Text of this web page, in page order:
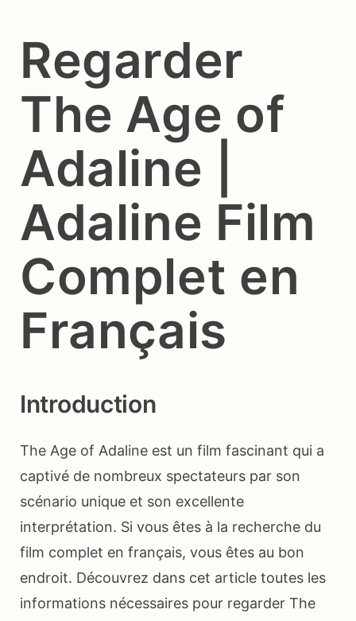
Regarder
The Age of
Adaline |
Adaline Film
Complet en
Français
Introduction
The Age of Adaline est un film fascinant qui a
captivé de nombreux spectateurs par son
scénario unique et son excellente
interprétation. Si vous êtes à la recherche du
film complet en français, vous êtes au bon
endroit. Découvrez dans cet article toutes les
informations nécessaires pour regarder The